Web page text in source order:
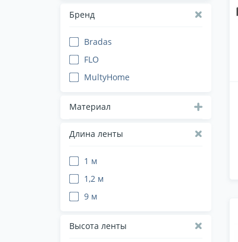
Бренд
Bradas
FLO
MultyHome
Материал
Длина ленты
1 м
1,2 м
9 м
Высота ленты